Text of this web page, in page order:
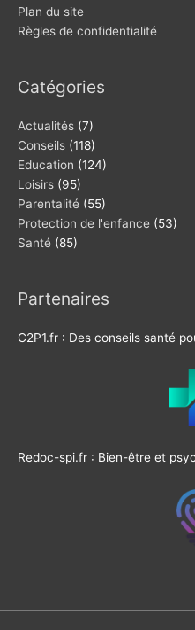
Plan du site
Règles de confidentialité
Catégories
Actualités (7)
Conseils (118)
Education (124)
Loisirs (95)
Parentalité (55)
Protection de l'enfance (53)
Santé (85)
Partenaires
C2P1.fr : Des conseils santé
Redoc-spi.fr : Bien-être et